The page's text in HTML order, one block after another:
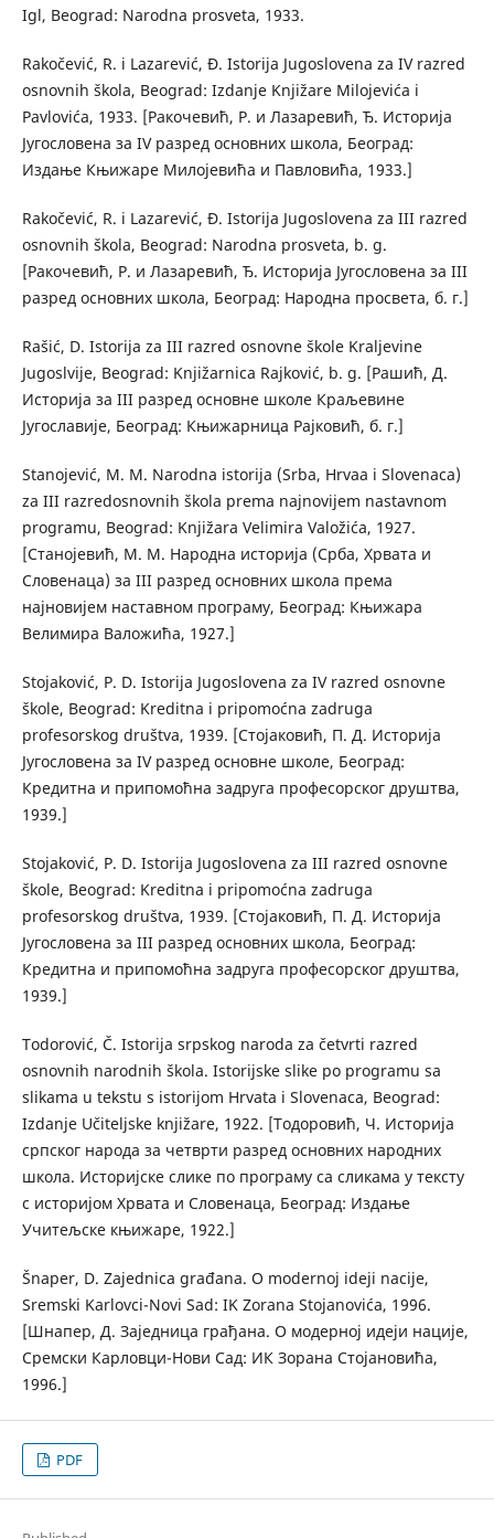
Igl, Beograd: Narodna prosveta, 1933.
Rakočević, R. i Lazarević, Đ. Istorija Jugoslovena za IV razred
osnovnih škola, Beograd: Izdanje Knjižare Milojevića i
Pavlovića, 1933. [Ракочевић, Р. и Лазаревић, Ђ. Историја
Југословена за IV разред основних школа, Београд:
Издање Књижаре Милојевића и Павловића, 1933.]
Rakočević, R. i Lazarević, Đ. Istorija Jugoslovena za III razred
osnovnih škola, Beograd: Narodna prosveta, b. g.
[Ракочевић, Р. и Лазаревић, Ђ. Историја Југословена за III
разред основних школа, Београд: Народна просвета, б. г.]
Rašić, D. Istorija za III razred osnovne škole Kraljevine
Jugoslvije, Beograd: Knjižarnica Rajković, b. g. [Рашић, Д.
Историја за III разред основне школе Краљевине
Југославије, Београд: Књижарница Рајковић, б. г.]
Stanojević, M. M. Narodna istorija (Srba, Hrvaa i Slovenaca)
za III razredosnovnih škola prema najnovijem nastavnom
programu, Beograd: Knjižara Velimira Valožića, 1927.
[Станојевић, М. М. Народна историја (Срба, Хрвата и
Словенаца) за III разред основних школа према
најновијем наставном програму, Београд: Књижара
Велимира Валожића, 1927.]
Stojaković, P. D. Istorija Jugoslovena za IV razred osnovne
škole, Beograd: Kreditna i pripomoćna zadruga
profesorskog društva, 1939. [Стојаковић, П. Д. Историја
Југословена за IV разред основне школе, Београд:
Кредитна и припомоћна задруга професорског друштва,
1939.]
Stojaković, P. D. Istorija Jugoslovena za III razred osnovne
škole, Beograd: Kreditna i pripomoćna zadruga
profesorskog društva, 1939. [Стојаковић, П. Д. Историја
Југословена за III разред основних школа, Београд:
Кредитна и припомоћна задруга професорског друштва,
1939.]
Todorović, Č. Istorija srpskog naroda za četvrti razred
osnovnih narodnih škola. Istorijske slike po programu sa
slikama u tekstu s istorijom Hrvata i Slovenaca, Beograd:
Izdanje Učiteljske knjižare, 1922. [Тодоровић, Ч. Историја
српског народа за четврти разред основних народних
школа. Историјске слике по програму са сликама у тексту
с историјом Хрвата и Словенаца, Београд: Издање
Учитељске књижаре, 1922.]
Šnaper, D. Zajednica građana. O modernoj ideji nacije,
Sremski Karlovci-Novi Sad: IK Zorana Stojanovića, 1996.
[Шнапер, Д. Заједница грађанa. О модерној идеји нације,
Сремски Карловци-Нови Сад: ИК Зорана Стојановића,
1996.]
PDF